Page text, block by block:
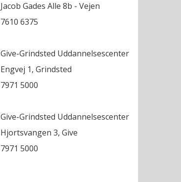
Jacob Gades Alle 8b - Vejen
7610 6375
Give-Grindsted Uddannelsescenter
Engvej 1, Grindsted
7971 5000
Give-Grindsted Uddannelsescenter
Hjortsvangen 3, Give
7971 5000